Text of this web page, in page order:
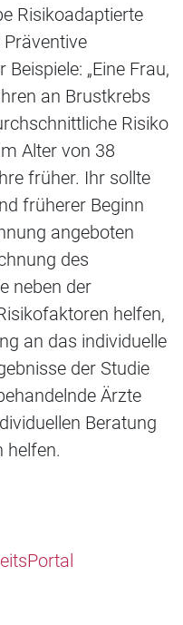
Risikoadaptierte
„Eine Frau,
an Brustkrebs
Risiko
Alter von 38
früher. Ihr sollte
früherer Beginn
angeboten
des
neben der
helfen,
an das individuelle
der Studie
Ärzte
Beratung
helfen.